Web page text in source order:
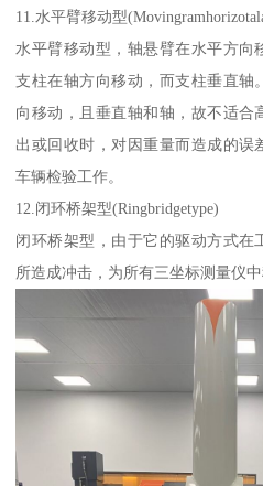
11.水平臂移动型
水平臂移动型，轴悬臂在水平方向
支柱在轴方向移动，而支柱垂直轴
向移动，且垂直轴和轴，故不适合
出或回收时，对因重量而造成的误
车辆检验工作。
12.闭环桥架型(Ringbridgetype)
闭环桥架型，由于它的驱动方式在
所造成冲击，为所有三坐标测量仪